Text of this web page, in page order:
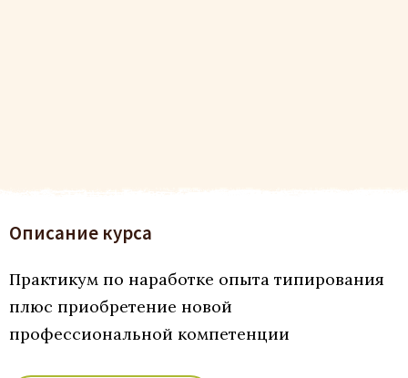
Описание курса
Практикум по наработке опыта типирования
плюс приобретение новой
профессиональной компетенции